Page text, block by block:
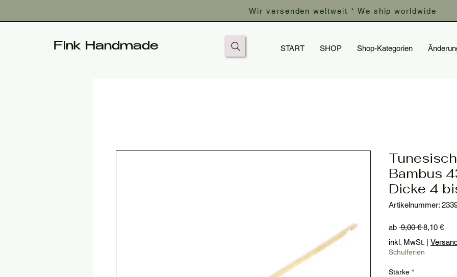
Wir versenden weltweit * We ship worldwide
Fink Handmade START SHOP Shop-Kategorien
Bambus
Dicke 4
Artikelnummer:
ab 9,00 € 8,10 €
inkl. MwSt.
Schulferien
Stärke *